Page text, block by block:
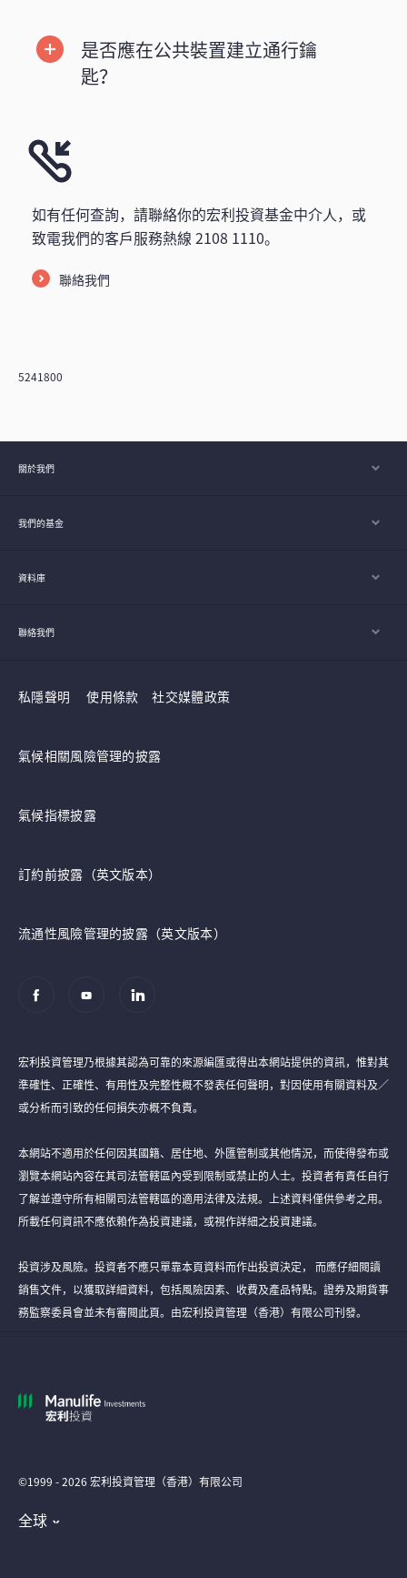
是否應在公共裝置建立通行鑰
匙？
如有任何查詢，請聯絡你的宏利投資基金中介人，或
致電我們的客戶服務熱線 2108 1110。
聯絡我們
5241800
關於我們
我們的基金
資料庫
聯絡我們
私隱聲明 使用條款 社交媒體政策
氣候相關風險管理的披露
氣候指標披露
訂約前披露（英文版本）
流通性風險管理的披露（英文版本）
宏利投資管理乃根據其認為可靠的來源編匯或得出本網站提供的資訊，惟對其
準確性、正確性、有用性及完整性概不發表任何聲明，對因使用有關資料及／
或分析而引致的任何損失亦概不負責。
本網站不適用於任何因其國籍、居住地、外匯管制或其他情況，而使得發布或
瀏覽本網站內容在其司法管轄區內受到限制或禁止的人士。投資者有責任自行
了解並遵守所有相關司法管轄區的適用法律及法規。上述資料僅供參考之用。
所載任何資訊不應依賴作為投資建議，或視作詳細之投資建議。
投資涉及風險。投資者不應只單靠本頁資料而作出投資決定， 而應仔細閱讀
銷售文件，以獲取詳細資料，包括風險因素、收費及產品特點。證券及期貨事
務監察委員會並未有審閱此頁。由宏利投資管理（香港）有限公司刊發。
©1999 - 2026 宏利投資管理（香港）有限公司
全球